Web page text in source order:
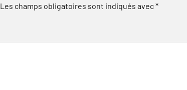
Les champs obligatoires sont indiqués avec*